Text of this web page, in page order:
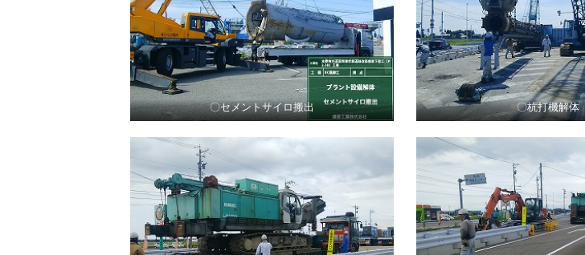
〇セメントサイロ搬出 〇杭打機解体